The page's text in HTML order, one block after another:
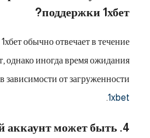
поддержки 1хбет?
обычно отвечает в течение
однако иногда время ожидания
зависимости от загруженности
1xbet
.
аккаунт может быть